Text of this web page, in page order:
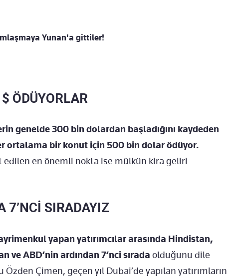
Yunan'a gittiler!
ÖDÜYORLAR
genelde 300 bin dolardan başladığını kaydeden
ortalama bir konut için 500 bin dolar ödüyor.
en önemli nokta ise mülkün kira geliri
7’NCİ SIRADAYIZ
yapan yatırımcılar arasında Hindistan,
ve ABD’nin ardından 7’nci sırada olduğunu dile
Çimen, geçen yıl Dubai’de yapılan yatırımların